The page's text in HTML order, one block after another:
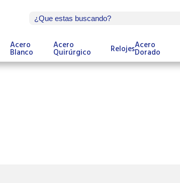
Acero
Blanco
Acero
Quirúrgico RelojesAcero
Dorado